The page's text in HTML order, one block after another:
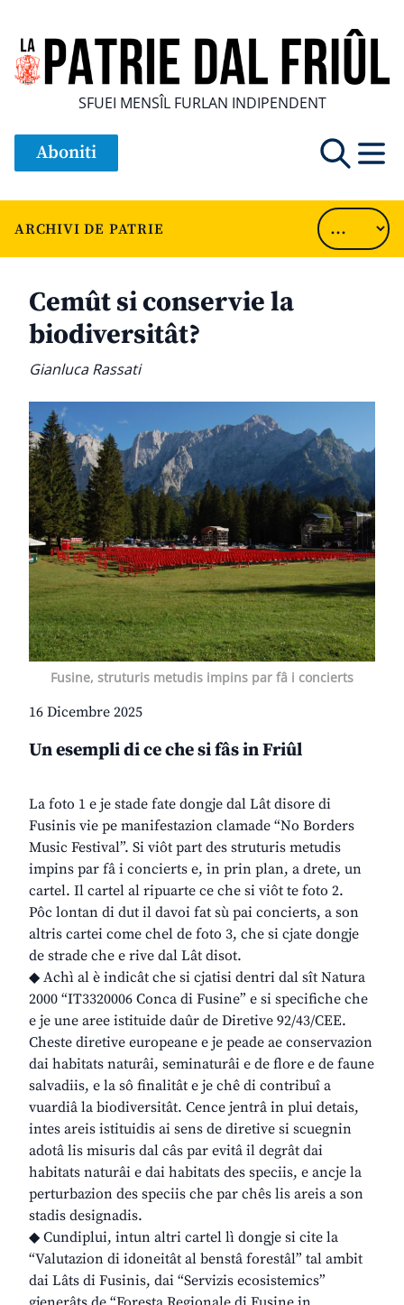
SFUEI MENSÎL FURLAN INDIPENDENT
Aboniti
ARCHIVI DE PATRIE
Cemût si conservie la
biodiversitât?
Gianluca Rassati
Fusine, struturis metudis impins par fâ i concierts
16 Dicembre 2025
Un esempli di ce che si fâs in Friûl
La foto 1 e je stade fate dongje dal Lât disore di
Fusinis vie pe manifestazion clamade “No Borders
Music Festival”. Si viôt part des struturis metudis
impins par fâ i concierts e, in prin plan, a drete, un
cartel. Il cartel al ripuarte ce che si viôt te foto 2.
Pôc lontan di dut il davoi fat sù pai concierts, a son
altris cartei come chel de foto 3, che si cjate dongje
de strade che e rive dal Lât disot.
◆ Achì al è indicât che si cjatisi dentri dal sît Natura
2000 “IT3320006 Conca di Fusine” e si specifiche che
e je une aree istituide daûr de Diretive 92/43/CEE.
Cheste diretive europeane e je peade ae conservazion
dai habitats naturâi, seminaturâi e de flore e de faune
salvadiis, e la sô finalitât e je chê di contribuî a
vuardiâ la biodiversitât. Cence jentrâ in plui detais,
intes areis istituidis ai sens de diretive si scuegnin
adotâ lis misuris dal câs par evitâ il degrât dai
habitats naturâi e dai habitats des speciis, e ancje la
perturbazion des speciis che par chês lis areis a son
stadis designadis.
◆ Cundiplui, intun altri cartel lì dongje si cite la
“Valutazion di idoneitât al benstâ forestâl” tal ambit
dai Lâts di Fusinis, dai “Servizis ecosistemics”